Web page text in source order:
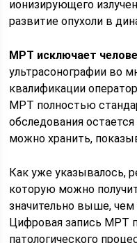
ионизирующего
развитие опухоли в
МРТ исключает
ультрасонографии во
квалификации
МРТ полностью
обследования
можно хранить,
Как уже указывалось,
которую можно
значительно выше,
Цифровая запись МРТ
патологического